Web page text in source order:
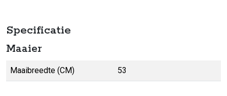
Specificatie
Maaier
Maaibreedte (CM) 53